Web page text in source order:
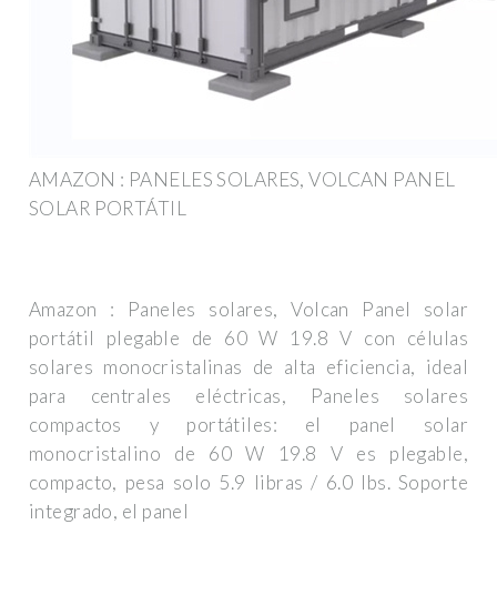
AMAZON : PANELES SOLARES, VOLCAN PANEL
SOLAR PORTÁTIL
Amazon : Paneles solares, Volcan Panel solar
portátil plegable de 60 W 19.8 V con células
solares monocristalinas de alta eficiencia, ideal
para centrales eléctricas, Paneles solares
compactos y portátiles: el panel solar
monocristalino de 60 W 19.8 V es plegable,
compacto, pesa solo 5.9 libras / 6.0 lbs. Soporte
integrado, el panel